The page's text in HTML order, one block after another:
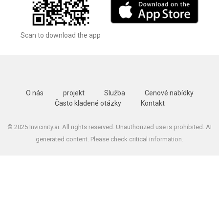
Scan to download the app
O nás projekt Služba
Cenové nabídky
Často kladené otázky
Kontakt
© 2025 Invicinity.ai. All rights reserved. Unauthorized use is prohibited. AI
generated content. Please check critical information.